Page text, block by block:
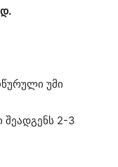
უმი
შეადგენს 2-3